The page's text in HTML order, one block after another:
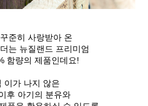
준히 사랑받아 온
는 뉴질랜드 프리미엄
함량의 제품인데요!
이가 나지 않은
후 아기의 분유와